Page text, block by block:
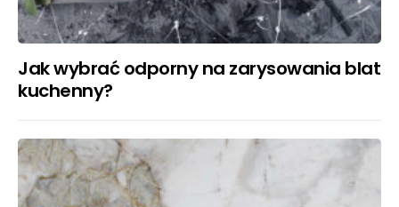
Jak wybrać odporny na zarysowania blat
kuchenny?